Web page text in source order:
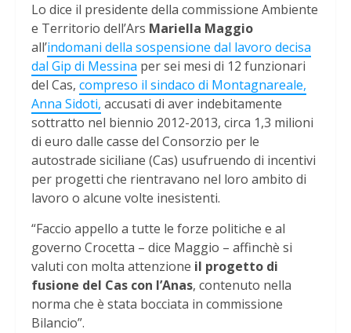
Lo dice il presidente della commissione Ambiente
e Territorio dell’Ars Mariella Maggio
all’indomani della sospensione dal lavoro decisa
dal Gip di Messina per sei mesi di 12 funzionari
del Cas, compreso il sindaco di Montagnareale,
Anna Sidoti, accusati di aver indebitamente
sottratto nel biennio 2012-2013, circa 1,3 milioni
di euro dalle casse del Consorzio per le
autostrade siciliane (Cas) usufruendo di incentivi
per progetti che rientravano nel loro ambito di
lavoro o alcune volte inesistenti.
“Faccio appello a tutte le forze politiche e al
governo Crocetta – dice Maggio – affinchè si
valuti con molta attenzione il progetto di
fusione del Cas con l’Anas, contenuto nella
norma che è stata bocciata in commissione
Bilancio”.